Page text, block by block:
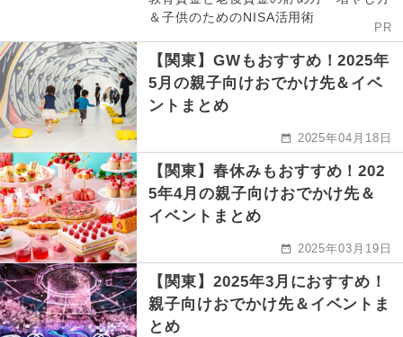
＆子供のためのNISA活用術
PR
【関東】GWもおすすめ！2025年
5月の親子向けおでかけ先＆イベ
ントまとめ
2025年04月18日
【関東】春休みもおすすめ！202
5年4月の親子向けおでかけ先＆
イベントまとめ
2025年03月19日
【関東】2025年3月におすすめ！
親子向けおでかけ先＆イベントま
とめ